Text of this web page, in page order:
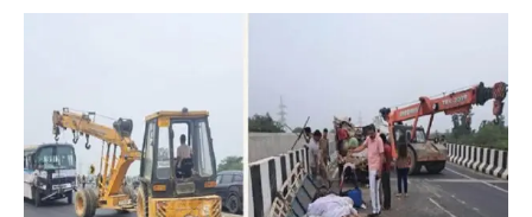
LIVE